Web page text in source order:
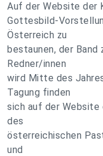
Auf der Website der
Gottesbild-
Österreich zu
bestaunen, der Band
Redner/innen
wird Mitte des
Tagung finden
sich auf der Website
des
österreichischen
und